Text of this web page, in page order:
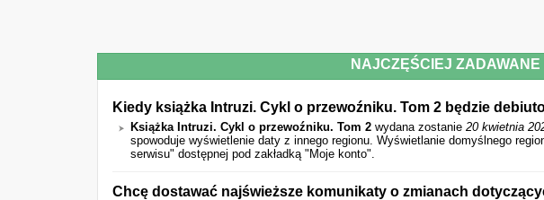
NAJCZĘŚCIEJ ZADAWANE
Kiedy książka Intruzi. Cykl o przewoźniku. Tom 2 będzie
Książka Intruzi. Cykl o przewoźniku. Tom 2 wydana zostanie 20 kwietnia
spowoduje wyświetlenie daty z innego regionu. Wyświetlanie domyślnego
serwisu" dostępnej pod zakładką "Moje konto".
Chcę dostawać najświeższe komunikaty o zmianach